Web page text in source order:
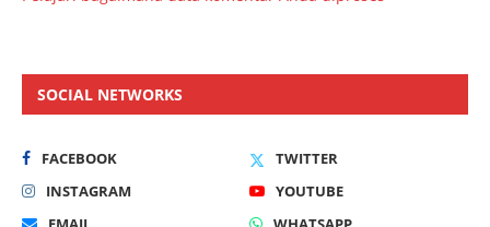
SOCIAL NETWORKS
FACEBOOK
TWITTER
INSTAGRAM
YOUTUBE